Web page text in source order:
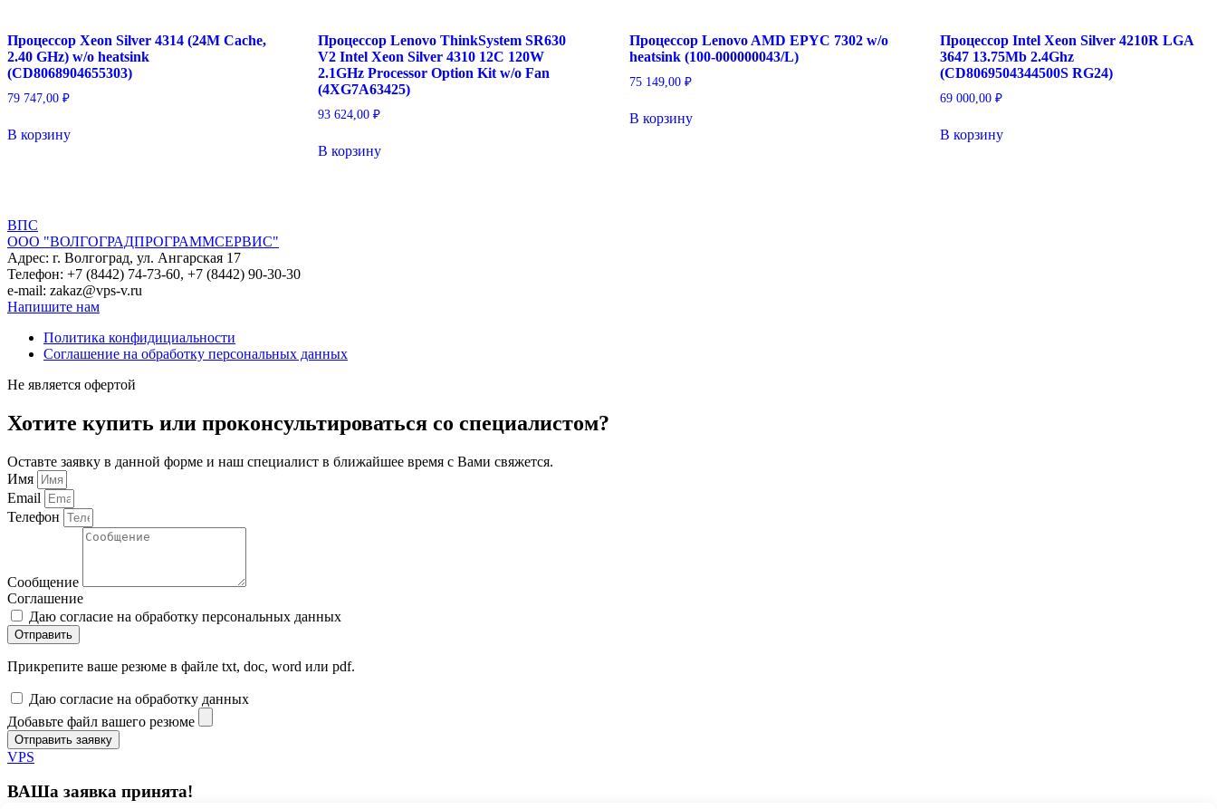
6242
(2.8GHz/16-
core/150W)
Kit
B21)
Процессор Xeon Silver 4314 (24M Cache,
2.40 GHz) w/o heatsink
(CD8068904655303)
79 747,00 ₽
В корзину
Процессор Lenovo ThinkSystem SR630
V2 Intel Xeon Silver 4310 12C 120W
2.1GHz Processor Option Kit w/o Fan
(4XG7A63425)
93 624,00₽
В корзину
Процессор Lenovo AMD EPYC 7302 w/o
heatsink (100-000000043/L)
75 149,00 ₽
В корзину
Процессор Intel Xeon Silver 4210R LGA
3647 13.75Mb 2.4Ghz
(CD8069504344500S RG24)
69 000,00 ₽
В корзину
ВПС
ООО "ВОЛГОГРАДПРОГРАММСЕРВИС"
Адрес: г. Волгоград, ул. Ангарская 17
Телефон: +7 (8442) 74-73-60, +7 (8442) 90-30-30
e-mail: zakaz@vps-v.ru
Напишите нам
Политика конфидициальности
Соглашение на обработку персональных данных
Не является офертой
Хотите купить или проконсультироваться со специалистом?
Оставте заявку в данной форме и наш специалист в ближайшее время с Вами свяжется.
Имя
Email
Телефон
Сообщение
Соглашение
Даю согласие на обработку персональных данных
Отправить
Прикрепите ваше резюме в файле txt, doc, word или pdf.
Даю согласие на обработку данных
Добавьте файл вашего резюме
Отправить заявку
VPS
ВАШа заявка принята!